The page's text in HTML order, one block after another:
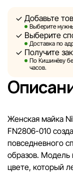
Sportlandia
без
характеристики
Изображения,
Общая
Цены на товары,
подарков,
компанией
Добавьте
Выберите
Выберите
Доставка по
Получите
По Кишинёву
часов.
Женская майка
FN2806-010
повседневного
образов. Модель
цвете, который